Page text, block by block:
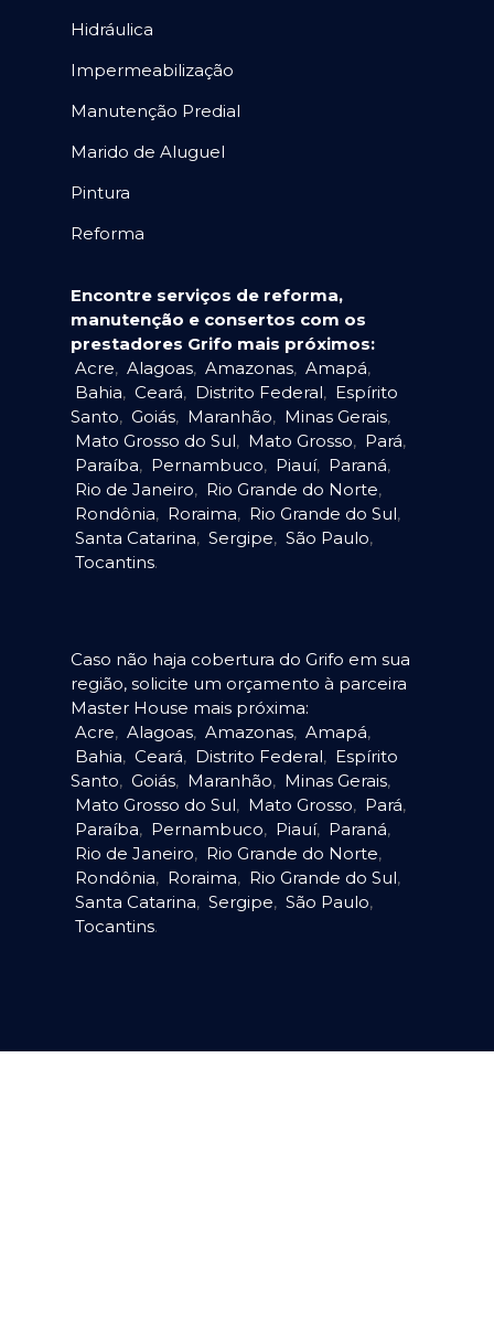
Hidráulica
Impermeabilização
Manutenção Predial
Marido de Aluguel
Pintura
Reforma
Encontre serviços de reforma,
manutenção e consertos com os
prestadores Grifo mais próximos:
Acre, Alagoas, Amazonas, Amapá,
Bahia, Ceará, Distrito Federal, Espírito
Santo, Goiás, Maranhão, Minas Gerais,
Mato Grosso do Sul, Mato Grosso, Pará,
Paraíba, Pernambuco, Piauí, Paraná,
Rio de Janeiro, Rio Grande do Norte,
Rondônia, Roraima, Rio Grande do Sul,
Santa Catarina, Sergipe, São Paulo,
Tocantins.
Caso não haja cobertura do Grifo em sua
região, solicite um orçamento à parceira
Master House mais próxima:
Acre, Alagoas, Amazonas, Amapá,
Bahia, Ceará, Distrito Federal, Espírito
Santo, Goiás, Maranhão, Minas Gerais,
Mato Grosso do Sul, Mato Grosso, Pará,
Paraíba, Pernambuco, Piauí, Paraná,
Rio de Janeiro, Rio Grande do Norte,
Rondônia, Roraima, Rio Grande do Sul,
Santa Catarina, Sergipe, São Paulo,
Tocantins.